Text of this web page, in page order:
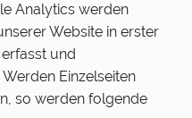
Analytics werden
Website in erster
erfasst und
Einzelseiten
so werden folgende